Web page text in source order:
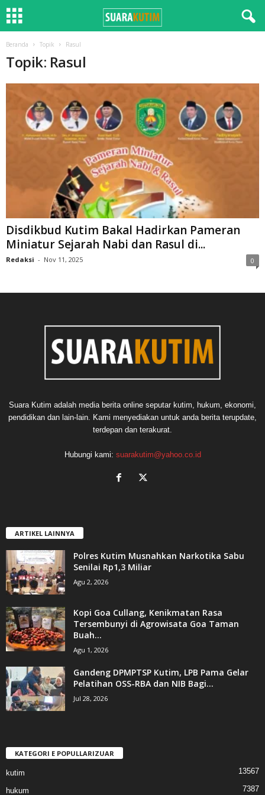
Beranda Topik Rasul
Topik: Rasul
Disdikbud Kutim Bakal Hadirkan Pameran
Miniatur Sejarah Nabi dan Rasul di...
Redaksi - Nov 11, 2025 0
Suara Kutim adalah media berita online seputar kutim, hukum, ekonomi,
pendidikan dan lain-lain. Kami menyediakan untuk anda berita terupdate,
terdepan dan terakurat.
Hubungi kami: suarakutim@yahoo.co.id
ARTIKEL LAINNYA
Polres Kutim Musnahkan Narkotika Sabu
Senilai Rp1,3 Miliar
Agu 2, 2026
Kopi Goa Cullang, Kenikmatan Rasa
Tersembunyi di Agrowisata Goa Taman
Buah...
Agu 1, 2026
Gandeng DPMPTSP Kutim, LPB Pama Gelar
Pelatihan OSS-RBA dan NIB Bagi...
Jul 28, 2026
KATEGORI E POPULLARIZUAR
kutim 13567
hukum 7387